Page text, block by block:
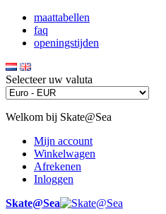
maattabellen
faq
openingstijden
Selecteer uw valuta
Welkom bij Skate@Sea
Mijn account
Winkelwagen
Afrekenen
Inloggen
Skate@Sea